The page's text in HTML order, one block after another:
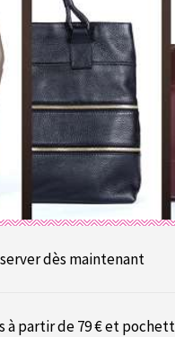
dès maintenant
à partir de 79 € et